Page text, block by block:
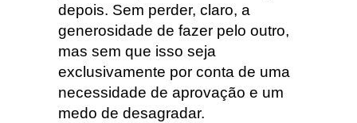
depois. Sem perder, claro, a
generosidade de fazer pelo outro,
mas sem que isso seja
exclusivamente por conta de uma
necessidade de aprovação e um
medo de desagradar.